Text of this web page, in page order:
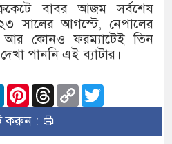
বাবর আজম সর্বশেষ
সালের আগস্টে, নেপালের
আর কোনও ফরম্যাটেই তিন
পাননি এই ব্যাটার।
LinkedInPinterest
Threads
Copy
Link
করুন :